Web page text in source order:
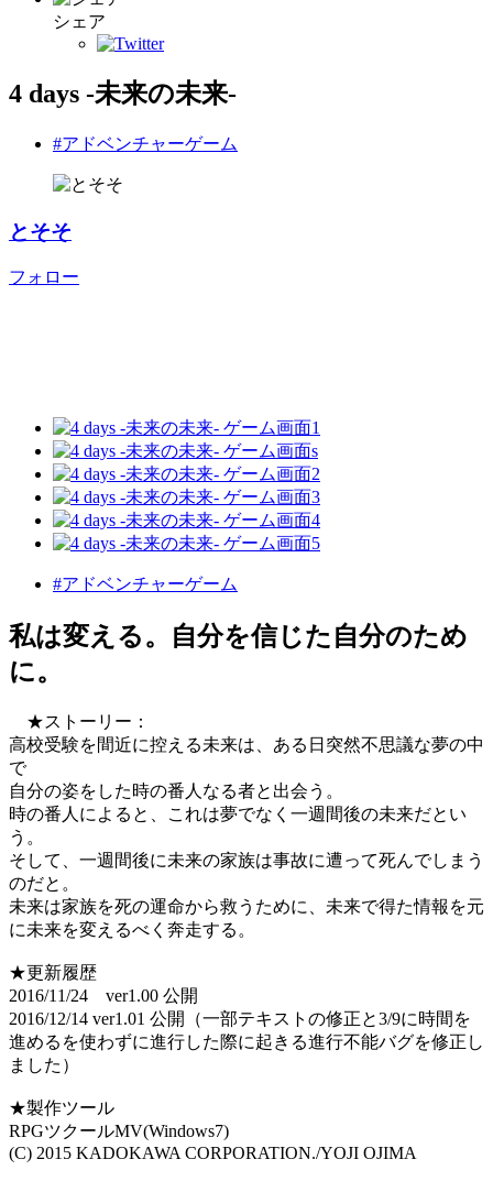
シェア
4 days -未来の未来-
#アドベンチャーゲーム
とそそ
フォロー
#アドベンチャーゲーム
私は変える。自分を信じた自分のため
に。
★ストーリー：
高校受験を間近に控える未来は、ある日突然不思議な夢の中
で
自分の姿をした時の番人なる者と出会う。
時の番人によると、これは夢でなく一週間後の未来だとい
う。
そして、一週間後に未来の家族は事故に遭って死んでしまう
のだと。
未来は家族を死の運命から救うために、未来で得た情報を元
に未来を変えるべく奔走する。
★更新履歴
2016/11/24 ver1.00 公開
2016/12/14 ver1.01 公開（一部テキストの修正と3/9に時間を
進めるを使わずに進行した際に起きる進行不能バグを修正し
ました）
★製作ツール
RPGツクールMV(Windows7)
(C) 2015 KADOKAWA CORPORATION./YOJI OJIMA